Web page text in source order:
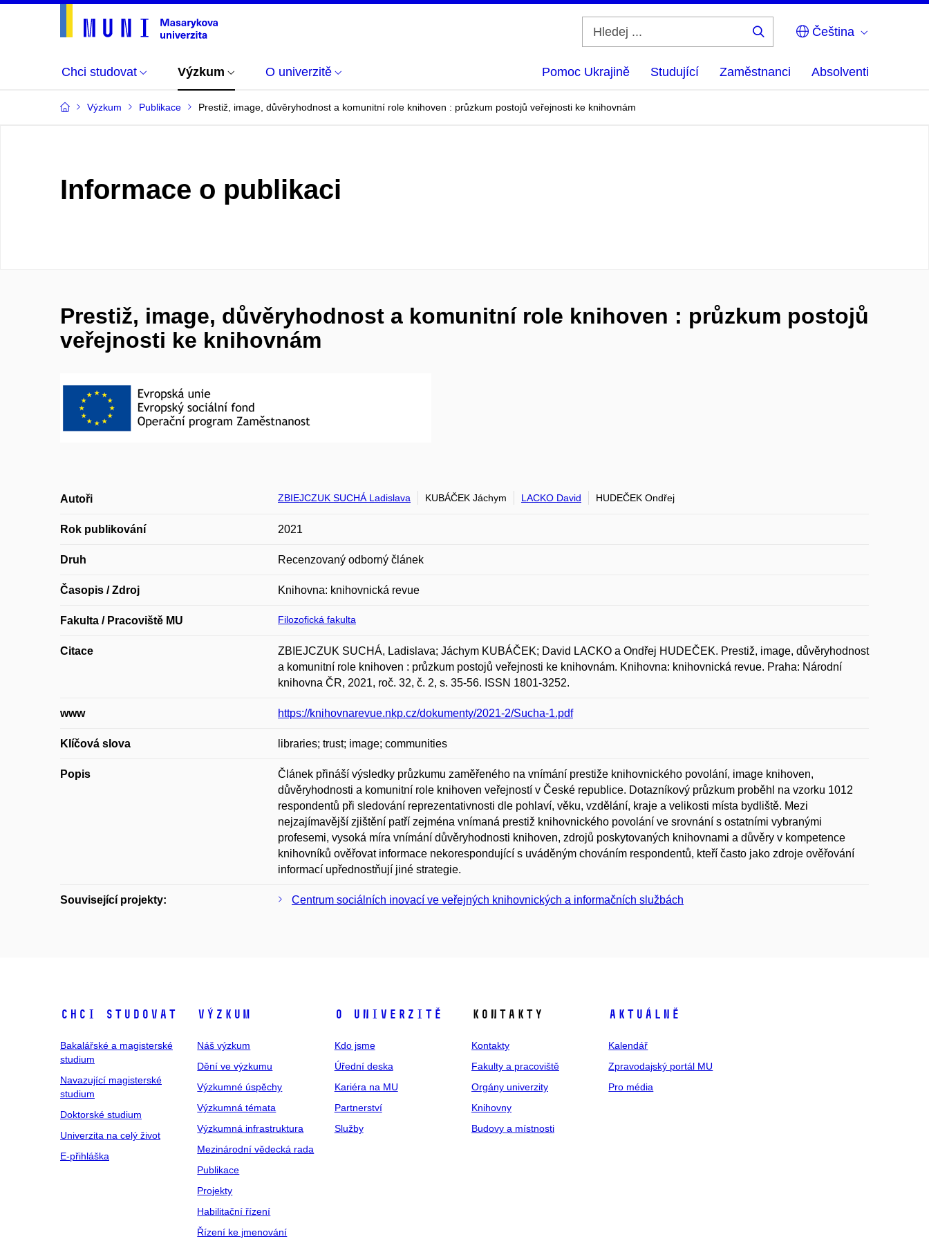
Čeština
Chci studovat Výzkum O univerzitě Pomoc Ukrajině Studující Zaměstnanci Absolventi
Výzkum Publikace Prestiž, image, důvěryhodnost a komunitní role knihoven : průzkum postojů veřejnosti ke knihovnám
Informace o publikaci
Prestiž, image, důvěryhodnost a komunitní role knihoven : průzkum postojů
veřejnosti ke knihovnám
Autoři ZBIEJCZUK SUCHÁ Ladislava KUBÁČEK Jáchym LACKO David HUDEČEK Ondřej
Rok publikování 2021
Druh Recenzovaný odborný článek
Časopis / Zdroj Knihovna: knihovnická revue
Fakulta / Pracoviště MU Filozofická fakulta
Citace
ZBIEJCZUK SUCHÁ, Ladislava; Jáchym KUBÁČEK; David LACKO a Ondřej HUDEČEK. Prestiž, image, důvěryhodnost
a komunitní role knihoven : průzkum postojů veřejnosti ke knihovnám. Knihovna: knihovnická revue. Praha: Národní
knihovna ČR, 2021, roč. 32, č. 2, s. 35-56. ISSN 1801-3252.
www https://knihovnarevue.nkp.cz/dokumenty/2021-2/Sucha-1.pdf
Klíčová slova libraries; trust; image; communities
Popis
Článek přináší výsledky průzkumu zaměřeného na vnímání prestiže knihovnického povolání, image knihoven,
důvěryhodnosti a komunitní role knihoven veřejností v České republice. Dotazníkový průzkum proběhl na vzorku 1012
respondentů při sledování reprezentativnosti dle pohlaví, věku, vzdělání, kraje a velikosti místa bydliště. Mezi
nejzajímavější zjištění patří zejména vnímaná prestiž knihovnického povolání ve srovnání s ostatními vybranými
profesemi, vysoká míra vnímání důvěryhodnosti knihoven, zdrojů poskytovaných knihovnami a důvěry v kompetence
knihovníků ověřovat informace nekorespondující s uváděným chováním respondentů, kteří často jako zdroje ověřování
informací upřednostňují jiné strategie.
Související projekty: Centrum sociálních inovací ve veřejných knihovnických a informačních službách
Chci studovat
Bakalářské a magisterské
studium
Navazující magisterské
studium
Doktorské studium
Univerzita na celý život
E-přihláška
Výzkum
Náš výzkum
Dění ve výzkumu
Výzkumné úspěchy
Výzkumná témata
Výzkumná infrastruktura
Mezinárodní vědecká rada
Publikace
Projekty
Habilitační řízení
Řízení ke jmenování
O univerzitě
Kdo jsme
Úřední deska
Kariéra na MU
Partnerství
Služby
Kontakty
Kontakty
Fakulty a pracoviště
Orgány univerzity
Knihovny
Budovy a místnosti
Aktuálně
Kalendář
Zpravodajský portál MU
Pro média